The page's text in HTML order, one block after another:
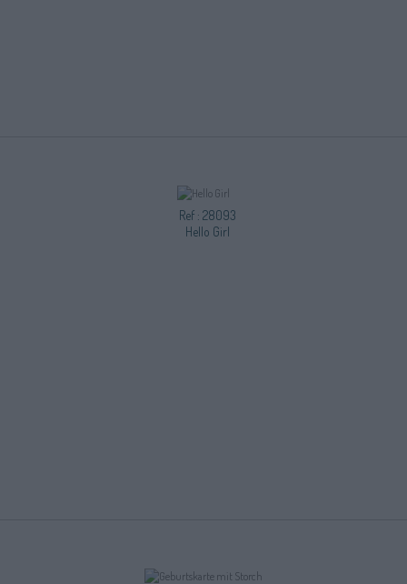
Ref : 28093
Hello Girl